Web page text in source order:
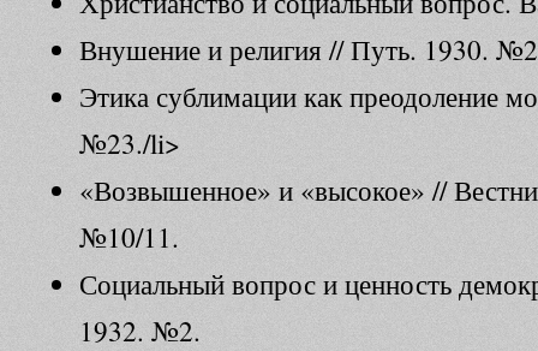
Внушение и религия // Путь. 1930.
Этика сублимации как преодоление
№23./li>
«Возвышенное» и «высокое» //
№10/11.
Социальный вопрос и ценность
1932. №2.